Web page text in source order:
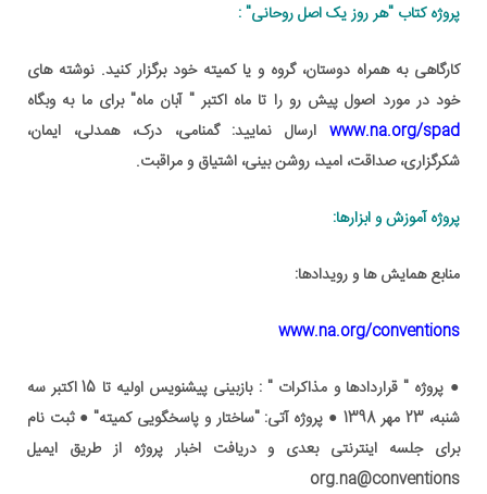
پروژه کتاب "هر روز یک اصل روحانی" :
کارگاهی به همراه دوستان، گروه و یا کمیته خود برگزار کنید. نوشته های
خود در مورد اصول پیش رو را تا ماه اکتبر " آبان ماه" برای ما به وبگاه
www.na.org/spad ارسال نمایید: گمنامی، درک، همدلی، ایمان،
شکرگزاری، صداقت، امید، روشن بینی، اشتیاق و مراقبت.
پروژه آموزش و ابزارها:
منابع همایش ها و رویدادها:
www.na.org/conventions
● پروژه " قراردادها و مذاکرات " : بازبینی پیشنویس اولیه تا 15 اکتبر سه
شنبه، 23 مهر 1398 ● پروژه آتی: "ساختار و پاسخگویی کمیته" ● ثبت نام
برای جلسه اینترنتی بعدی و دریافت اخبار پروژه از طریق ایمیل
org.na@conventions